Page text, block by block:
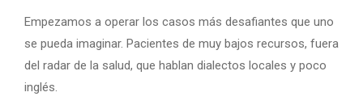
Empezamos a operar los casos más desafiantes que uno
se pueda imaginar. Pacientes de muy bajos recursos, fuera
del radar de la salud, que hablan dialectos locales y poco
inglés.